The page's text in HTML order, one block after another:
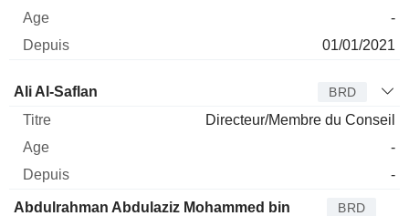
-
01/01/2021
Administrateur
Ali Al-Saflan BRD
Directeur/Membre du Conseil
-
-
Abdulrahman Abdulaziz Mohammed bin
BRD